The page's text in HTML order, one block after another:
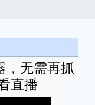
，无需再抓
直播